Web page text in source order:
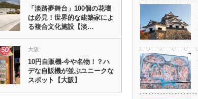
「淡路夢舞台」100個の花壇
は必見！世界的な建築家によ
る複合文化施設【淡…
大阪
10円自販機-今や名物！？ハ
デな自販機が並ぶユニークな
スポット【大阪】